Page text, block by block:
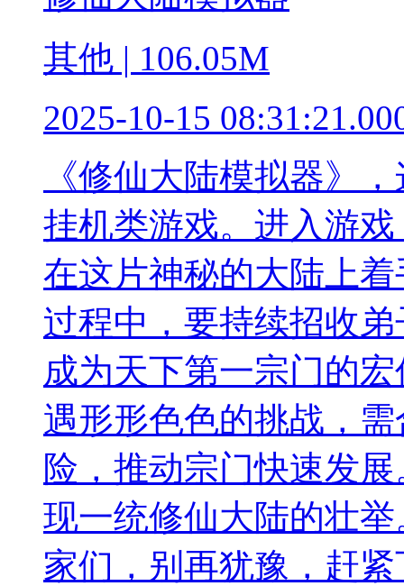
其他 | 106.05M
2025-10-15
《修仙大陆模拟器》
挂机类游戏。进入游
在这片神秘的大陆上
过程中，要持续招收
成为天下第一宗门的
遇形形色色的挑战，
险，推动宗门快速发
现一统修仙大陆的壮
家们，别再犹豫，赶